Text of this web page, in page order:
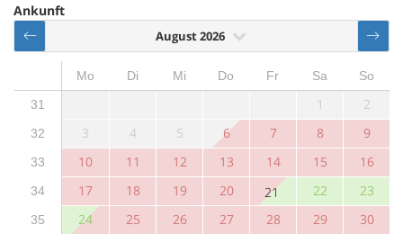
Ankunft
August 2026
Mo Di Mi Do Fr Sa
So
31
1 2
32 3 4 5 6 7 8 9
33 10 11 12 13 14 15 16
34 17 18 19 20 21 22 23
35 24 25 26 27 28 29 30